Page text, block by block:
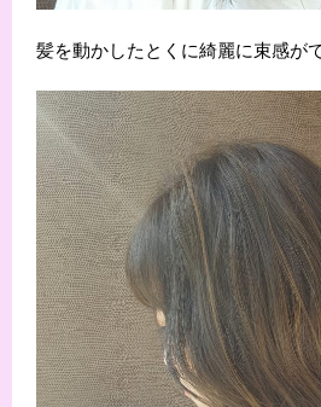
髪を動かしたとくに綺麗に束感が